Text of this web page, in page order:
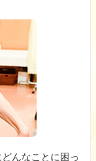
んなことに困っ